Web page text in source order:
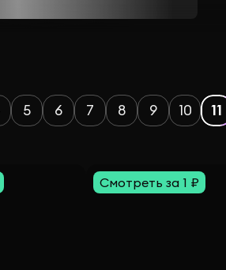
5 6 7 8 9 10 11
Смотреть за 1 ₽